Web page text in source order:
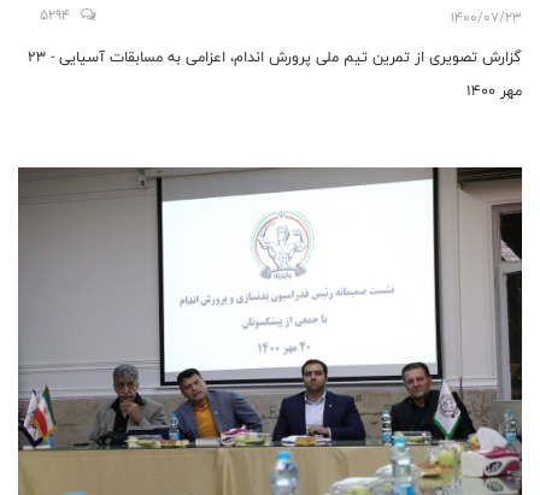
1400/07/23
5294
گزارش تصویری از تمرین تیم ملی پرورش اندام، اعزامی به مسابقات آسیایی - 23
مهر 1400